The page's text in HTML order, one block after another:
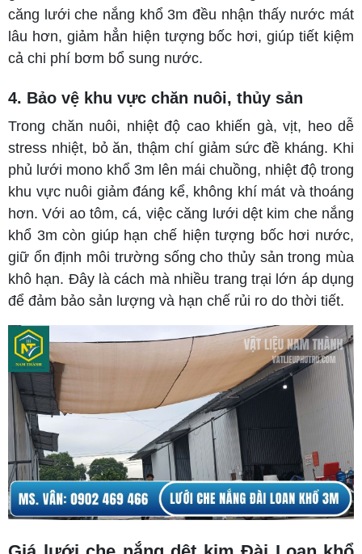
căng lưới che nắng khổ 3m đều nhận thấy nước mát
lâu hơn, giảm hẳn hiện tượng bốc hơi, giúp tiết kiệm
cả chi phí bơm bổ sung nước.
4. Bảo vệ khu vực chăn nuôi, thủy sản
Trong chăn nuôi, nhiệt độ cao khiến gà, vịt, heo dễ
stress nhiệt, bỏ ăn, thậm chí giảm sức đề kháng. Khi
phủ lưới mono khổ 3m lên mái chuồng, nhiệt độ trong
khu vực nuôi giảm đáng kể, không khí mát và thoáng
hơn. Với ao tôm, cá, việc căng lưới dệt kim che nắng
khổ 3m còn giúp hạn chế hiện tượng bốc hơi nước,
giữ ổn định môi trường sống cho thủy sản trong mùa
khô hạn. Đây là cách mà nhiều trang trại lớn áp dụng
để đảm bảo sản lượng và hạn chế rủi ro do thời tiết.